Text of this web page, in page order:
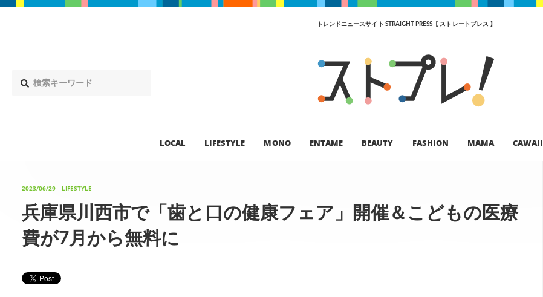
トレンドニュースサイト STRAIGHT PRESS【 ストレートプレス 】
LOCAL LIFESTYLE MONO ENTAME BEAUTY FASHION MAMA CAWAII
2023/06/29 LIFESTYLE
兵庫県川西市で「歯と口の健康フェア」開催＆こどもの医療
費が7月から無料に